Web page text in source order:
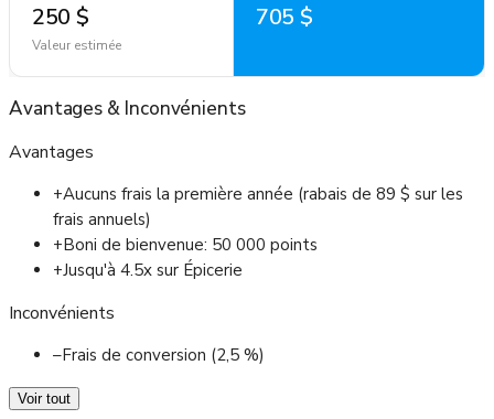
250 $
Valeur estimée
705 $
Avantages & Inconvénients
Avantages
+Aucuns frais la première année (rabais de 89 $ sur les
frais annuels)
+Boni de bienvenue: 50 000 points
+Jusqu'à 4.5x sur Épicerie
Inconvénients
–Frais de conversion (2,5 %)
Voir tout